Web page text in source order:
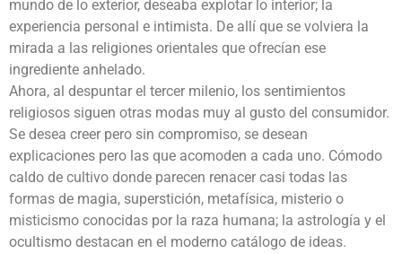
mundo de lo exterior, deseaba explotar lo interior; la
experiencia personal e intimista. De allí que se volviera la
mirada a las religiones orientales que ofrecían ese
ingrediente anhelado.
Ahora, al despuntar el tercer milenio, los sentimientos
religiosos siguen otras modas muy al gusto del consumidor.
Se desea creer pero sin compromiso, se desean
explicaciones pero las que acomoden a cada uno. Cómodo
caldo de cultivo donde parecen renacer casi todas las
formas de magia, superstición, metafísica, misterio o
misticismo conocidas por la raza humana; la astrología y el
ocultismo destacan en el moderno catálogo de ideas.